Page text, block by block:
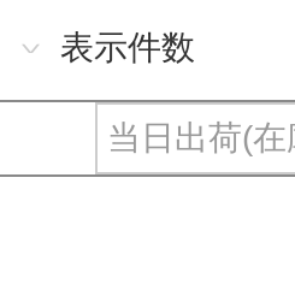
表示件数
当日出荷(